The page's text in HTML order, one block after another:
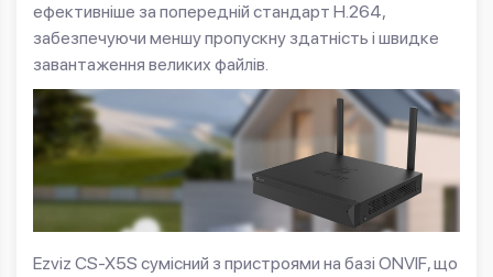
ефективніше за попередній стандарт H.264,
забезпечуючи меншу пропускну здатність і швидке
завантаження великих файлів.
Ezviz CS-X5S сумісний з пристроями на базі ONVIF, що